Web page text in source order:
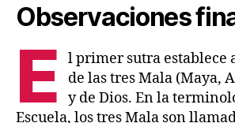
Observaciones
E
l primer sutra establece
de las tres Mala (Maya,
y de Dios. En la
Escuela, los tres Mala son